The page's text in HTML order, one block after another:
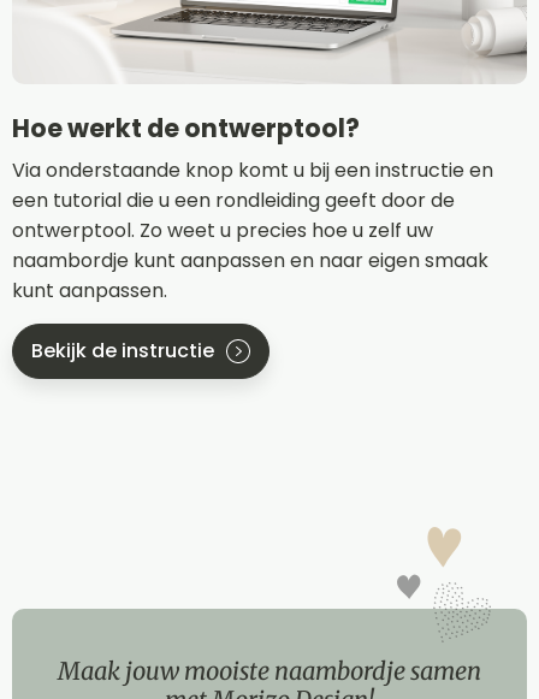
Hoe werkt de ontwerptool?
Via onderstaande knop komt u bij een instructie en
een tutorial die u een rondleiding geeft door de
ontwerptool. Zo weet u precies hoe u zelf uw
naambordje kunt aanpassen en naar eigen smaak
kunt aanpassen.
Bekijk de instructie
Maak jouw mooiste naambordje samen